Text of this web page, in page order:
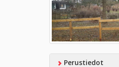
Perustiedot